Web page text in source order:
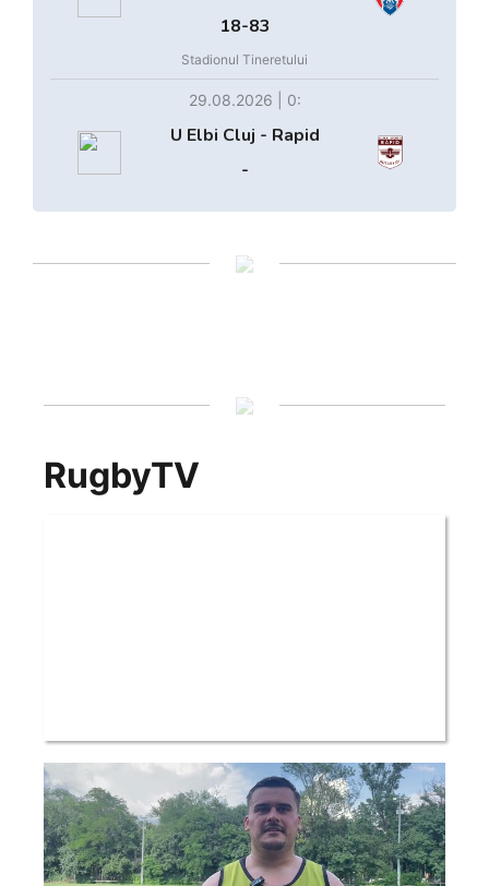
18-83
Stadionul Tineretului
29.08.2026 | 0:
U Elbi Cluj - Rapid
-
RugbyTV